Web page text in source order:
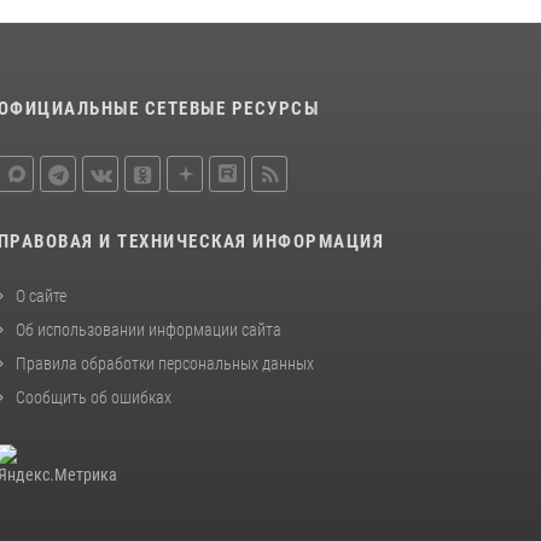
законодательства (видео)
В Челябинске росгвардейцы задержали
скорой помощи (видео)
14 июля 2026, 12:20 1
В Росгвардии прошла военно-научная
СЕТЕВЫЕ РЕСУРСЫ
ПРАВОВАЯ И ТЕХНИЧЕСКАЯ ИНФОРМАЦИЯ
О сайте
Об использовании информации сайта
Правила обработки персональных данных
Сообщить об ошибках